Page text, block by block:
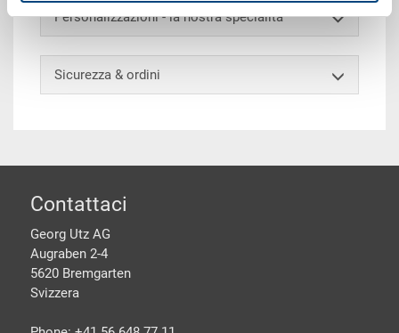
Personalizzazioni - la nostra specialità
Sicurezza & ordini
piè di pagine
Contattaci
Georg Utz AG
Augraben 2-4
5620 Bremgarten
Svizzera